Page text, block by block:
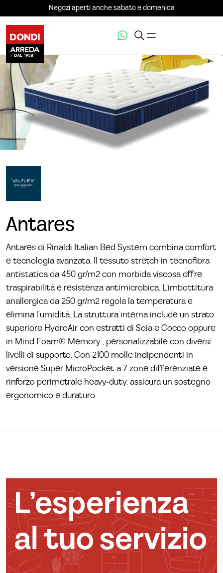
Negozi aperti anche sabato e domenica
Antares
Antares di Rinaldi Italian Bed System combina comfort
e tecnologia avanzata. Il tessuto stretch in tecnofibra
antistatica da 450 gr/m2 con morbida viscosa offre
traspirabilità e resistenza antimicrobica. L’imbottitura
anallergica da 250 gr/m2 regola la temperatura e
elimina l’umidità. La struttura interna include un strato
superiore HydroAir con estratti di Soia e Cocco oppure
in Mind Foam® Memory , personalizzabile con diversi
livelli di supporto. Con 2100 molle indipendenti in
versione Super MicroPocket a 7 zone differenziate e
rinforzo perimetrale heavy-duty, assicura un sostegno
ergonomico e duraturo.
L’esperienza
al tuo servizio